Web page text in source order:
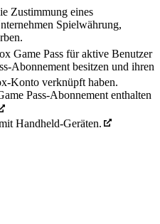
Zustimmung eines
Spielwährung,
Game Pass für aktive Benutzer
Abonnement besitzen und ihren
Konto verknüpft haben.
Pass-Abonnement enthalten
Handheld-Geräten.